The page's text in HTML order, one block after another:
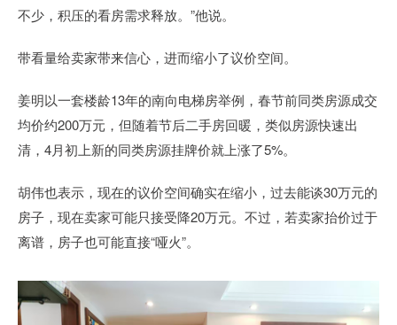
不少，积压的看房需求释放。”他说。
带看量给卖家带来信心，进而缩小了议价空间。
姜明以一套楼龄13年的南向电梯房举例，春节前同类房源成交
均价约200万元，但随着节后二手房回暖，类似房源快速出
清，4月初上新的同类房源挂牌价就上涨了5%。
胡伟也表示，现在的议价空间确实在缩小，过去能谈30万元的
房子，现在卖家可能只接受降20万元。不过，若卖家抬价过于
离谱，房子也可能直接“哑火”。